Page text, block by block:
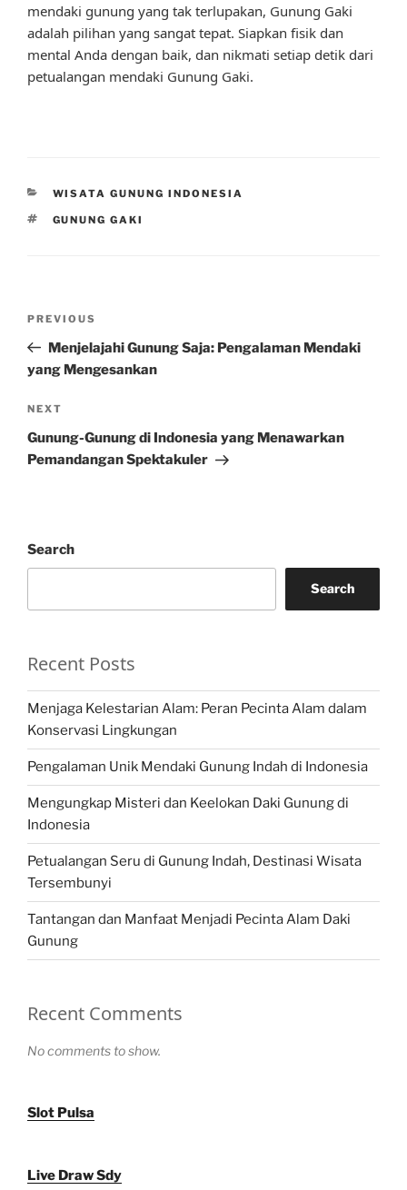
mendaki gunung yang tak terlupakan, Gunung Gaki
adalah pilihan yang sangat tepat. Siapkan fisik dan
mental Anda dengan baik, dan nikmati setiap detik dari
petualangan mendaki Gunung Gaki.
CATEGORIES
WISATA GUNUNG INDONESIA
TAGS
GUNUNG GAKI
Previous
Post
PREVIOUS
Menjelajahi Gunung Saja: Pengalaman Mendaki
yang Mengesankan
Next
Post
NEXT
Gunung-Gunung di Indonesia yang Menawarkan
Pemandangan Spektakuler
Search
Search
Recent Posts
Menjaga Kelestarian Alam: Peran Pecinta Alam dalam
Konservasi Lingkungan
Pengalaman Unik Mendaki Gunung Indah di Indonesia
Mengungkap Misteri dan Keelokan Daki Gunung di
Indonesia
Petualangan Seru di Gunung Indah, Destinasi Wisata
Tersembunyi
Tantangan dan Manfaat Menjadi Pecinta Alam Daki
Gunung
Recent Comments
No comments to show.
Slot Pulsa
Live Draw Sdy